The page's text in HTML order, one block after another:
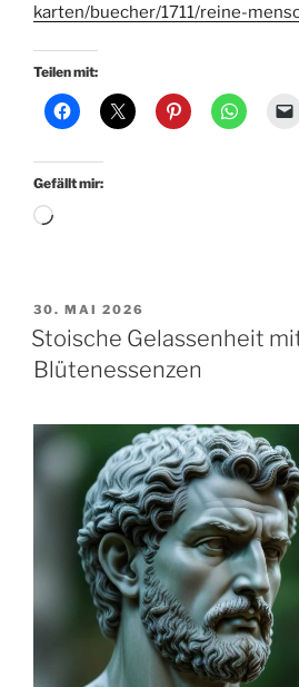
karten/buecher/1711/reine-
Teilen mit:
Gefällt mir:
Wird
VERÖFFENTLICHT
AM
30. MAI 2026
Stoische Gelassenheit
Blütenessenzen